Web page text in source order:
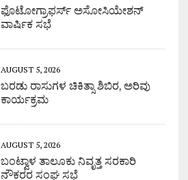
ಫೊಟೋಗ್ರಾಫರ್ಸ್ ಅಸೋಸಿಯೇಶನ್
ವಾರ್ಷಿಕ ಸಭೆ
AUGUST 5, 2026
ಬರಡು ರಾಸುಗಳ ಚಿಕಿತ್ಸಾ ಶಿಬಿರ, ಅರಿವು
ಕಾರ್ಯಕ್ರಮ
AUGUST 5, 2026
ಬಂಟ್ವಾಳ ತಾಲೂಕು ನಿವೃತ್ತ ಸರಕಾರಿ
ನೌಕರರ ಸಂಘ ಸಭೆ